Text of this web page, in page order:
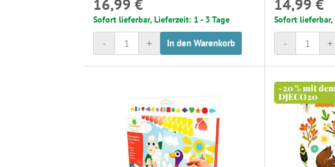
16,99 €
Sofort lieferbar, Lieferzeit: 1 - 3 Tage
+
- In den Warenkorb
14,99 €
Sofort lieferbar,
+
-
-20 % mit
DJECO20